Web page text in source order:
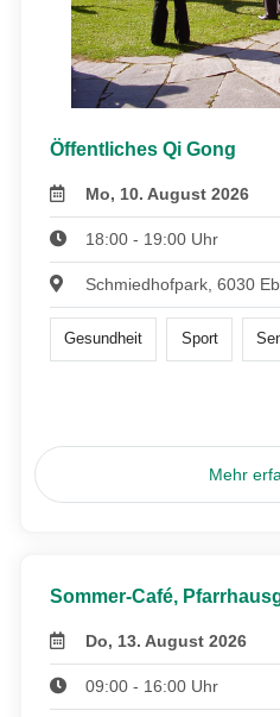
Öffentliches Qi Gong
Mo, 10. August 2026
18:00 - 19:00 Uhr
Schmiedhofpark, 6030
Gesundheit Sport
Mehr
Sommer-Café,
Do, 13. August 2026
09:00 - 16:00 Uhr